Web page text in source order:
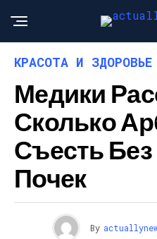
КРАСОТА И ЗДОРОВЬЕ
Медики
Сколько
Съесть
Почек
By